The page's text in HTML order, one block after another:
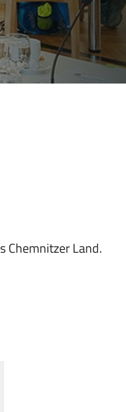
Chemnitzer Land.